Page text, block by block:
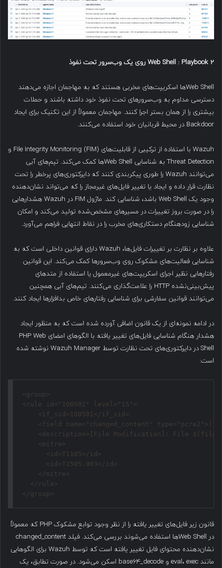
Web Shell : Playbook 2 روی یک وب‌سرور تحت نفوذ
Web Shellها اسکریپت‌های مخربی هستند که به مهاجمان اجازه می‌دهند
دسترسی مداوم به وب‌سرورهای تحت نفوذ خود داشته باشند و حملات
بیشتری را از همان بستر اجرا کنند. مهاجمان معمولاً از این تکنیک برای ایجاد
Backdoor در محیط قربانیان خود استفاده می‌کنند.
Wazuh با استفاده از ترکیبی از قابلیت‌های File Integrity Monitoring (FIM) و
Threat Detection به شناسایی Web Shellها کمک می‌کند. تیم‌های آبی
می‌توانند Wazuh را طوری پیکربندی کنند که دایرکتوری‌های پرخطر را تحت
نظارت قرار داده و ایجاد یا تغییر فایل‌های غیرمجاز را که می‌تواند نشان‌دهنده
وجود یک Web Shell باشد، شناسایی کند. ماژول FIM در Wazuh هشدارهایی
را در صورت بروز تغییرات در مسیرهای مشخص‌شده تولید می‌کند و امکان
شناسایی زودهنگام دستکاری‌های مخرب را در نقاط انتهایی فراهم می‌آورد.
علاوه بر نظارت بر تغییرات فایل‌ها، Wazuh دارای قوانین داخلی است که به
شناسایی فعالیت‌های مشکوک روی وب‌سرورها کمک می‌کند. این قوانین
رفتارهایی نظیر اجرای اسکریپت‌های غیرمعمول یا استفاده از متدهای
پیش‌بینی‌نشده HTTP را علامت‌گذاری می‌کنند. تیم‌های آبی همچنین
می‌توانند قوانین سفارشی برای شناسایی رفتارهای خاص بدافزارها ایجاد کنند.
در ادامه نمونه‌ای از یک قانون اضافی آورده شده است که به منظور ایجاد
هشدار هنگام شناسایی فایل‌های تغییر یافته با الگوهای امضای PHP Web
Shell در دایرکتوری‌های تحت نظارت توسط Wazuh Manager نوشته شده
است:
<group>
<rule id="100502" level="15">
    <if_sid>100501</if_sid>
<field name="changed_content"
<description>[File Modification]: File
    <mitre>
      <id>T1105</id>
      <id>T1505.003</id>
    </mitre>
  </rule>
قانون زیر فایل‌های تغییر یافته را از نظر وجود توابع مشکوک PHP که معمولاً
در Web Shellها استفاده می‌شوند بررسی می‌کند. فیلد changed_content
نشان‌دهنده محتوای فایل تغییر یافته است که توسط Wazuh برای الگوهایی
مانند eval، exec و base64_decode اسکن می‌شود. در صورت تطابق، یک